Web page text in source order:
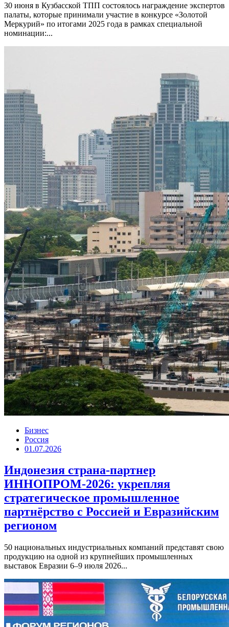
30 июня в Кузбасской ТПП состоялось награждение экспертов
палаты, которые принимали участие в конкурсе «Золотой
Меркурий» по итогами 2025 года в рамках специальной
номинации:...
Бизнес
Россия
01.07.2026
Индонезия страна-партнер
ИННОПРОМ-2026: укрепляя
стратегическое промышленное
партнёрство с Россией и Евразийским
регионом
50 национальных индустриальных компаний представят свою
продукцию на одной из крупнейших промышленных
выставок Евразии 6–9 июля 2026...